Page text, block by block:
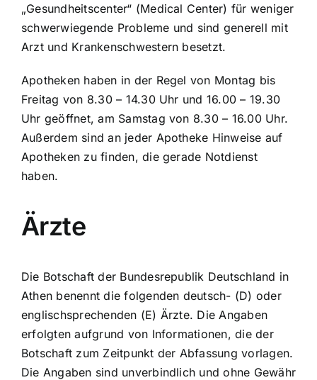
„Gesundheitscenter“ (Medical Center) für weniger
schwerwiegende Probleme und sind generell mit
Arzt und Krankenschwestern besetzt.
Apotheken haben in der Regel von Montag bis
Freitag von 8.30 – 14.30 Uhr und 16.00 – 19.30
Uhr geöffnet, am Samstag von 8.30 – 16.00 Uhr.
Außerdem sind an jeder Apotheke Hinweise auf
Apotheken zu finden, die gerade Notdienst
haben.
Ärzte
Die Botschaft der Bundesrepublik Deutschland in
Athen benennt die folgenden deutsch- (D) oder
englischsprechenden (E) Ärzte. Die Angaben
erfolgten aufgrund von Informationen, die der
Botschaft zum Zeitpunkt der Abfassung vorlagen.
Die Angaben sind unverbindlich und ohne Gewähr